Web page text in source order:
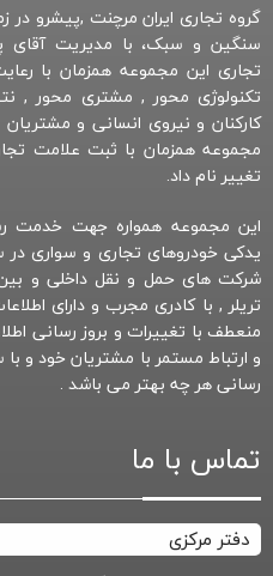
گروه تجاری ایران مرچنت ,پیشرو
سنگین و سبک، با مدیریت آقای
تجاری این مجموعه همزمان با
تکنولوژی محور , مشتری محور ,
تغییر نام داد.
این مجموعه همواره جهت خدمت
یدکی خودروهای تجاری و سواری
شرکت های حمل و نقل داخلی و بین
تریلر , با کادری مجرب و دارای
منعطف با تغییرات و بروز رسانی
و ارتباط مستمر با مشتریان خود
رسانی هر چه بهتر می باشد .
تماس با ما
دفتر مرکزی